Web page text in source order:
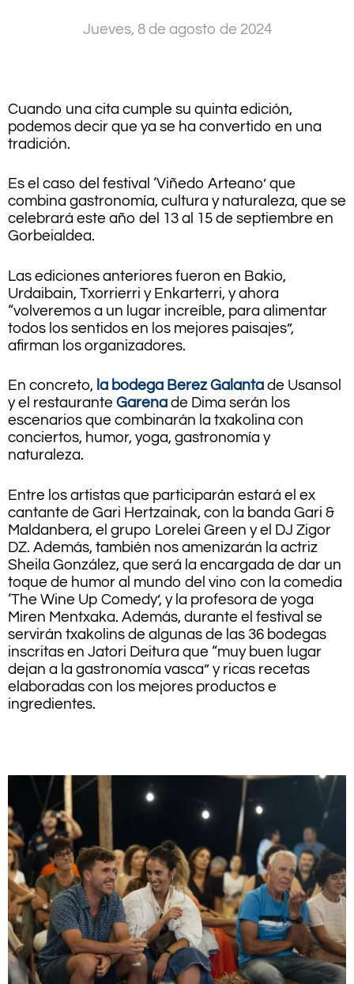
Jueves, 8 de agosto de 2024
Cuando una cita cumple su quinta edición,
podemos decir que ya se ha convertido en una
tradición.
Es el caso del festival ‘Viñedo Arteano’ que
combina gastronomía, cultura y naturaleza, que se
celebrará este año del 13 al 15 de septiembre en
Gorbeialdea.
Las ediciones anteriores fueron en Bakio,
Urdaibain, Txorrierri y Enkarterri, y ahora
“volveremos a un lugar increíble, para alimentar
todos los sentidos en los mejores paisajes”,
afirman los organizadores.
En concreto, la bodega Berez Galanta de Usansol
y el restaurante Garena de Dima serán los
escenarios que combinarán la txakolina con
conciertos, humor, yoga, gastronomía y
naturaleza.
Entre los artistas que participarán estará el ex
cantante de Gari Hertzainak, con la banda Gari &
Maldanbera, el grupo Lorelei Green y el DJ Zigor
DZ. Además, también nos amenizarán la actriz
Sheila González, que será la encargada de dar un
toque de humor al mundo del vino con la comedia
‘The Wine Up Comedy’, y la profesora de yoga
Miren Mentxaka. Además, durante el festival se
servirán txakolins de algunas de las 36 bodegas
inscritas en Jatori Deitura que “muy buen lugar
dejan a la gastronomía vasca” y ricas recetas
elaboradas con los mejores productos e
ingredientes.